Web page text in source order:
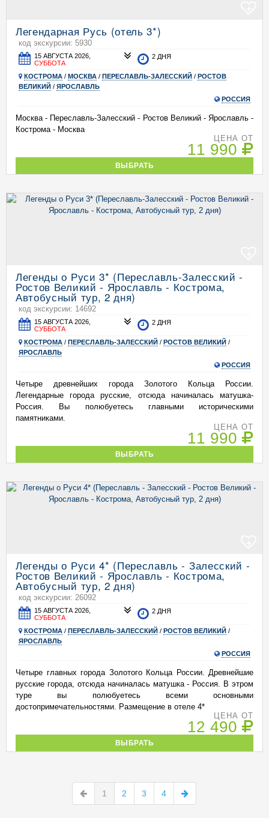
Легендарная Русь (отель 3*)
код экскурсии: 5930
15 АВГУСТА 2026,
СУББОТА
2 ДНЯ
КОСТРОМА / МОСКВА / ПЕРЕСЛАВЛЬ-ЗАЛЕССКИЙ / РОСТОВ
ВЕЛИКИЙ / ЯРОСЛАВЛЬ
РОССИЯ
Москва - Переславль-Залесский - Ростов Великий - Ярославль -
Кострома - Москва
ЦЕНА ОТ
11 990
ВЫБРАТЬ
Легенды о Руси 3* (Переславль-Залесский -
Ростов Великий - Ярославль - Кострома,
Автобусный тур, 2 дня)
код экскурсии: 14692
15 АВГУСТА 2026,
СУББОТА
2 ДНЯ
КОСТРОМА / ПЕРЕСЛАВЛЬ-ЗАЛЕССКИЙ / РОСТОВ ВЕЛИКИЙ /
ЯРОСЛАВЛЬ
РОССИЯ
Четыре древнейших города Золотого Кольца России.
Легендарные города русские, отсюда начиналась матушка-
Россия. Вы полюбуетесь главными историческими
памятниками.
ЦЕНА ОТ
11 990
ВЫБРАТЬ
Легенды о Руси 4* (Переславль - Залесский -
Ростов Великий - Ярославль - Кострома,
Автобусный тур, 2 дня)
код экскурсии: 26092
15 АВГУСТА 2026,
СУББОТА
2 ДНЯ
КОСТРОМА / ПЕРЕСЛАВЛЬ-ЗАЛЕССКИЙ / РОСТОВ ВЕЛИКИЙ /
ЯРОСЛАВЛЬ
РОССИЯ
Четыре главных города Золотого Кольца России. Древнейшие
русские города, отсюда начиналась матушка - Россия. В этром
туре вы полюбуетесь всеми основными
достопримечательностями. Размещение в отеле 4*
ЦЕНА ОТ
12 490
ВЫБРАТЬ
1 2 3 4